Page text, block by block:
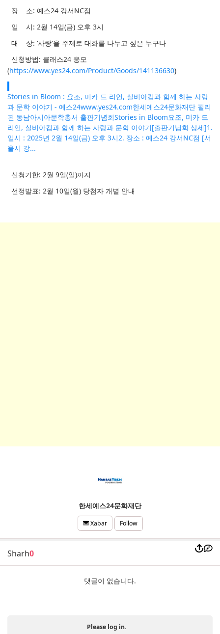
장 소: 예스24 강서NC점
일
시: 2월 14일(금) 오후 3시
대
상: ‘사랑'을 주제로 대화를 나누고 싶은 누구나
신청방법: 클래스24 응모
(https://www.yes24.com/Product/Goods/141136630)
Stories in Bloom : 요조, 미카 드 리언, 실비아킴과 함께 하는 사랑
과 문학 이야기 - 예스24www.yes24.com한세예스24문화재단 필리
핀 동남아시아문학총서 출판기념회Stories in Bloom요조, 미카 드
리언, 실비아킴과 함께 하는 사랑과 문학 이야기[출판기념회 상세]1.
일시 : 2025년 2월 14일(금) 오후 3시2. 장소 : 예스24 강서NC점 [서
울시 강...
신청기한: 2월 9일(일)까지
선정발표: 2월 10일(월) 당첨자 개별 안내
한세예스24문화재단
Xabar Follow
Sharh0
댓글이 없습니다.
Please log in.